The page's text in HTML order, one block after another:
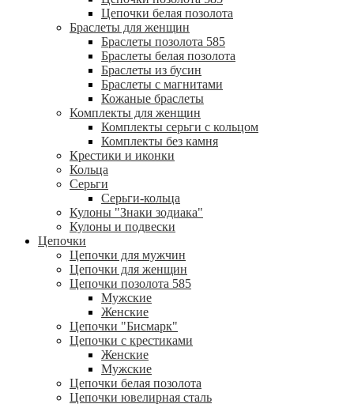
Цепочки белая позолота
Браслеты для женщин
Браслеты позолота 585
Браслеты белая позолота
Браслеты из бусин
Браслеты с магнитами
Кожаные браслеты
Комплекты для женщин
Комплекты серьги с кольцом
Комплекты без камня
Крестики и иконки
Кольца
Серьги
Серьги-кольца
Кулоны "Знаки зодиака"
Кулоны и подвески
Цепочки
Цепочки для мужчин
Цепочки для женщин
Цепочки позолота 585
Мужские
Женские
Цепочки "Бисмарк"
Цепочки с крестиками
Женские
Мужские
Цепочки белая позолота
Цепочки ювелирная сталь